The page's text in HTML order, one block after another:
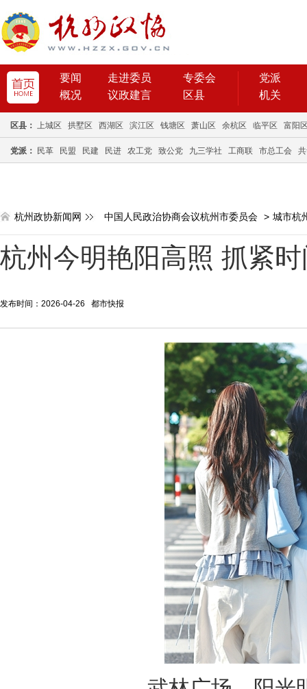
要闻 走进委员
专委会
概况
议政建言 区县
党派
机关
区县： 上城区 拱墅区 西湖区 滨江区 钱塘区 萧山区 余杭区 临平区 富阳
党派： 民革 民盟 民建 民进 农工党 致公党 九三学社 工商联 市总工会
杭州政协新闻网 中国人民政治协商会议杭州市委员会 > 城市杭
杭州今明艳阳高照 抓紧
发布时间：2026-04-26 都市快报